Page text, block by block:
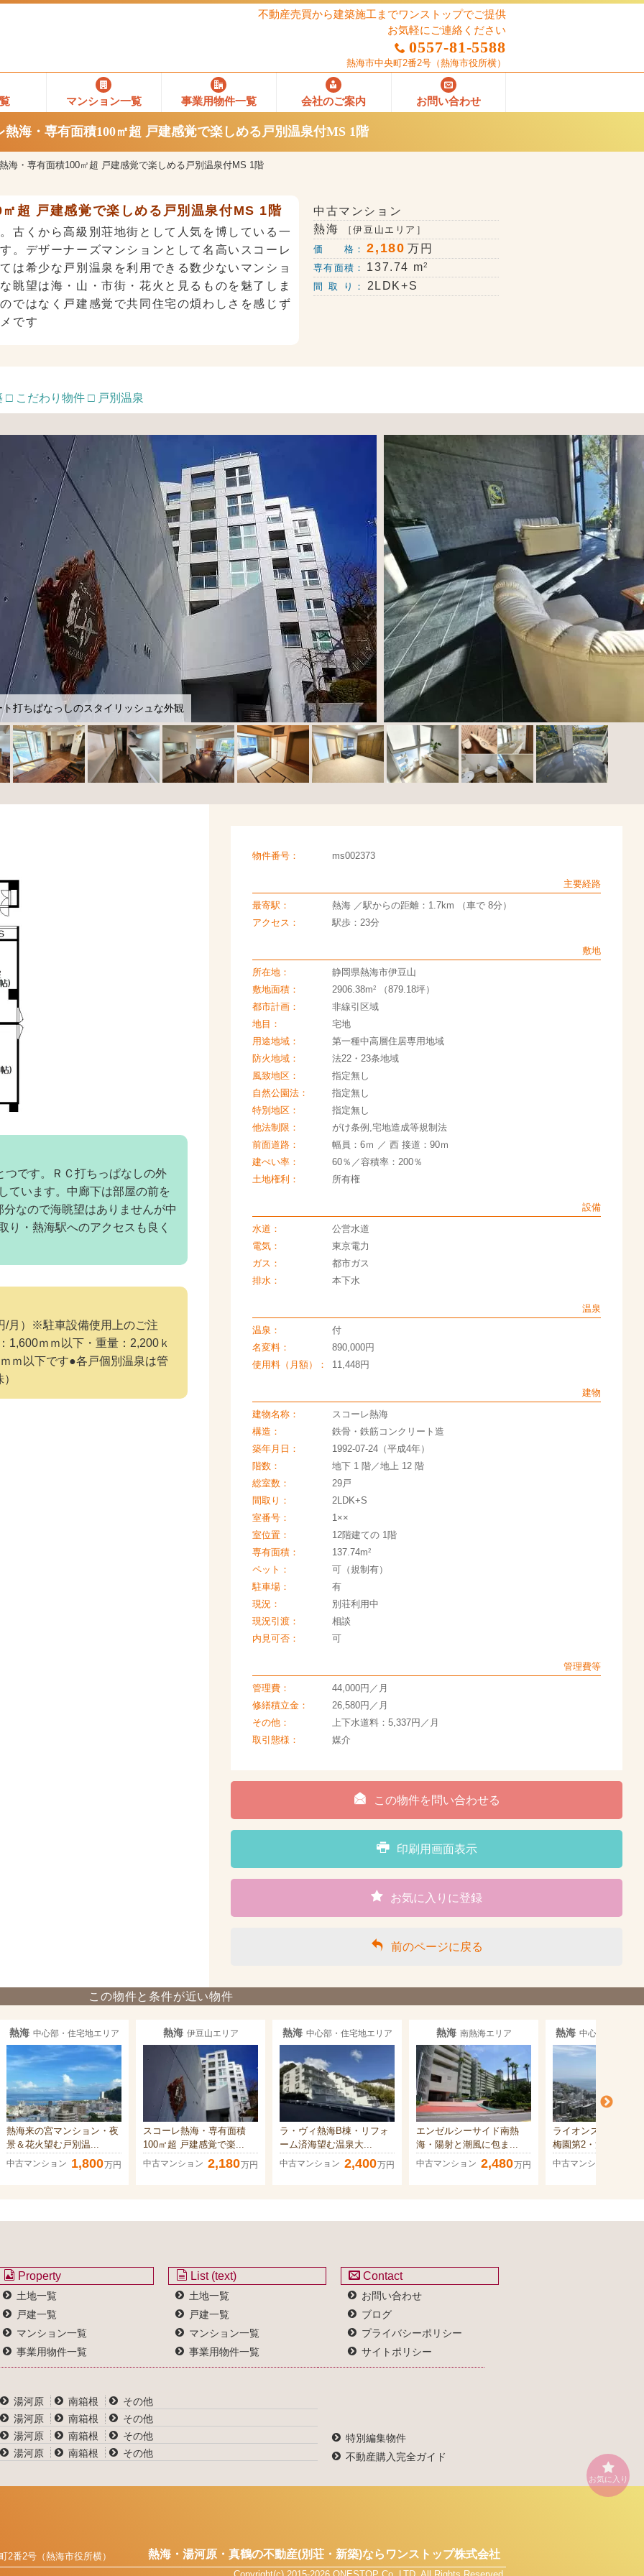
不動産売買から建築施工までワンストップでご提供
お気軽にご連絡ください
0557-81-5588
熱海市中央町2番2号 （熱海市役所横）
マンション一覧 事業用物件一覧 会社のご案内 お問い合わせ
熱海・専有面積100㎡超 戸建感覚で楽しめる戸別温泉付MS 1階
海・専有面積100㎡超 戸建感覚で楽しめる戸別温泉付MS 1階
超 戸建感覚で楽しめる戸別温泉付MS 1階
古くから高級別荘地街として人気を博している一
。デザーナーズマンションとして名高いスコーレ
は希少な戸別温泉を利用できる数少ないマンショ
眺望は海・山・市街・花火と見るものを魅了しま
ではなく戸建感覚で共同住宅の煩わしさを感じず
です
中古マンション
熱海
［伊豆山エリア］
価 格：
2,180万円
専有面積： 137.74 m2
間 取 り： 2LDK+S
□ こだわり物件 □ 戸別温泉
打ちぱなっしのスタイリッシュな外観
です。ＲＣ打ちっぱなしの外
ています。中廊下は部屋の前を
なので海眺望はありませんが中
り・熱海駅へのアクセスも良く
/月）※駐車設備使用上のご注
1,600ｍｍ以下・重量：2,200ｋ
ｍ以下です●各戸個別温泉は管
物件番号： ms002373
主要経路
最寄駅：
熱海 ／駅からの距離：1.7km （車で 8分）
アクセス：
駅歩：23分
敷地
所在地：
静岡県熱海市伊豆山
敷地面積：
2906.38m2（879.18坪）
都市計画：
非線引区域
地目：
宅地
用途地域：
第一種中高層住居専用地域
防火地域：
法22・23条地域
風致地区：
指定無し
自然公園法：
指定無し
特別地区：
指定無し
他法制限：
がけ条例,宅地造成等規制法
前面道路：
幅員：6ｍ ／ 西 接道：90ｍ
建ぺい率：
60％／容積率：200％
土地権利：
所有権
設備
水道：
公営水道
電気：
東京電力
ガス：
都市ガス
排水：
本下水
温泉
温泉：
付
名変料：
890,000円
使用料（月額）：
11,448円
建物
建物名称：
スコーレ熱海
構造：
鉄骨・鉄筋コンクリート造
築年月日：
1992-07-24（平成4年）
階数：
地下 1 階／地上 12 階
総室数：
29戸
間取り：
2LDK+S
室番号：
1××
室位置：
12階建ての 1階
専有面積：
137.74m2
ペット：
可（規制有）
駐車場：
有
現況：
別荘利用中
現況引渡：
相談
内見可否：
可
管理費等
管理費：
44,000円／月
修繕積立金：
26,580円／月
その他：
上下水道料：5,337円／月
取引態様：
媒介
この物件を問い合わせる
印刷用画面表示
お気に入りに登録
前のページに戻る
この物件と条件が近い物件
熱海 中心部・住宅地エリア
熱海来の宮マンション・夜
景＆花火望む戸別温...
中古マンション 1,800万円
熱海 伊豆山エリア
スコーレ熱海・専有面積
100㎡超 戸建感覚で楽...
中古マンション 2,180万円
熱海 中心部・住宅地エリア
ラ・ヴィ熱海B棟・リフォ
ーム済海望む温泉大...
中古マンション 2,400万円
熱海 南熱海エリア
エンゼルシーサイド南熱
海・陽射と潮風に包ま...
中古マンション 2,480万円
熱海 中心部・住宅地
ライオンズマンショ
梅園第2・源泉掛流...
中古マンション
Property
土地一覧
戸建一覧
マンション一覧
事業用物件一覧
List (text)
土地一覧
戸建一覧
マンション一覧
事業用物件一覧
Contact
お問い合わせ
ブログ
プライバシーポリシー
サイトポリシー
湯河原 南箱根
その他
湯河原
南箱根
その他
湯河原
南箱根
その他
湯河原
南箱根 その他
特別編集物件
不動産購入完全ガイド
お気に入り
2番2号（熱海市役所横） 熱海・湯河原・真鶴の不動産(別荘・新築)なら ワンストップ株式会社